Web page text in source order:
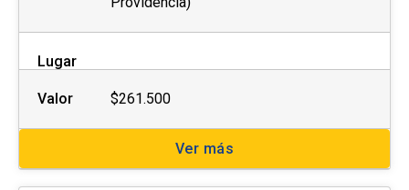
Lugar
Valor $261.500
Ver más